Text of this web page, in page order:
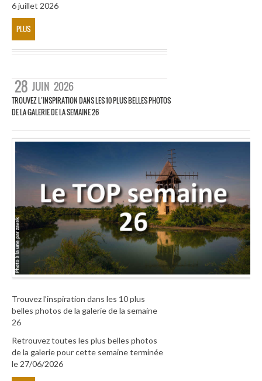
6 juillet 2026
PLUS
28 JUIN 2026
TROUVEZ L’INSPIRATION DANS LES 10 PLUS BELLES PHOTOS
DE LA GALERIE DE LA SEMAINE 26
Trouvez l’inspiration dans les 10 plus
belles photos de la galerie de la semaine
26
Retrouvez toutes les plus belles photos
de la galerie pour cette semaine terminée
le 27/06/2026